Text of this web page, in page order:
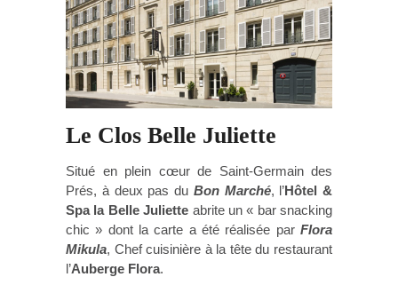
Le Clos Belle Juliette
Situé en plein cœur de Saint-Germain des
Prés, à deux pas du Bon Marché, l’Hôtel &
Spa la Belle Juliette abrite un « bar snacking
chic » dont la carte a été réalisée par Flora
Mikula, Chef cuisinière à la tête du restaurant
l’Auberge Flora.